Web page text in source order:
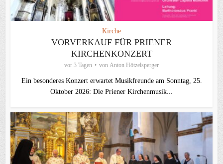
Kirche
VORVERKAUF FÜR PRIENER
KIRCHENKONZERT
vor 3 Tagen von Anton Hötzelsperger
Ein besonderes Konzert erwartet Musikfreunde am Sonntag, 25.
Oktober 2026: Die Priener Kirchenmusik...